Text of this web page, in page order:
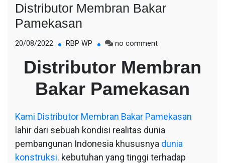
Distributor Membran Bakar
Pamekasan
20/08/2022 RBP WP no commenton
Membran
Bakar
Pamekasan
Distributor Membran
Bakar Pamekasan
Kami Distributor Membran Bakar Pamekasan
lahir dari sebuah kondisi realitas dunia
pembangunan Indonesia khususnya dunia
konstruksi. kebutuhan yang tinggi terhadap